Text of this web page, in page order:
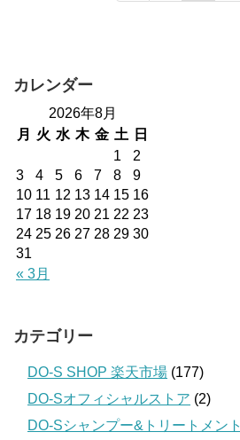
カレンダー
2026年8月
月
火 水 木 金 土 日
« 3月
1
2
3
4 5 6 7 8
9
10 11 12 13 14 15 16
17 18 19 20 21 22 23
24 25 26 27 28 29 30
31
カテゴリー
DO-S SHOP 楽天市場 (177)
DO-Sオフィシャルストア (2)
DO-Sシャンプー&トリートメント